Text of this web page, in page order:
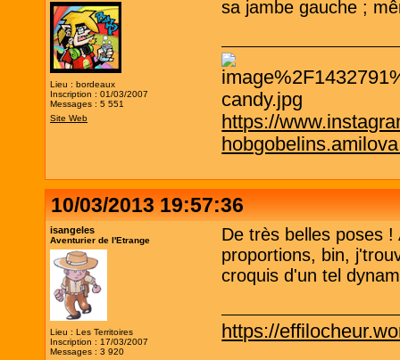
Lieu : bordeaux
Inscription : 01/03/2007
Messages : 5 551
Site Web
sa jambe gauche ;
https://
10/03/2013 19:57:36
isangeles
Aventurier de l'Etrange
Lieu : Les Territoires
Inscription : 17/03/2007
Messages : 3 920
De très belles poses
proportions, bin,
croquis d'un tel
https://